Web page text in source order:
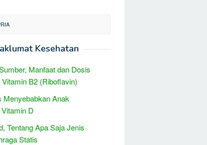
Kesehatan
Manfaat dan Dosis
B2 (Riboflavin)
Menyebabkan Anak
D
Tentang Apa Saja Jenis
Statis